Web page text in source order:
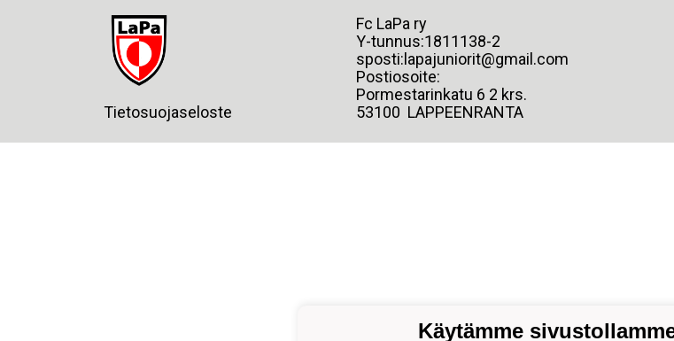
Tietosuojaseloste
Fc LaPa ry
Y-tunnus:1811138-2
sposti:lapajuniorit@gmail.com
Postiosoite:
Pormestarinkatu 6 2 krs.
53100 LAPPEENRANTA
Käytämme